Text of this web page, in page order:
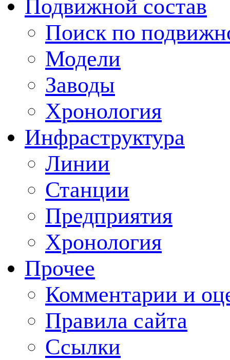
Подвижной состав
Поиск по
Модели
Заводы
Хронология
Инфраструктура
Линии
Станции
Предприятия
Хронология
Прочее
Комментарии и
Правила сайта
Ссылки